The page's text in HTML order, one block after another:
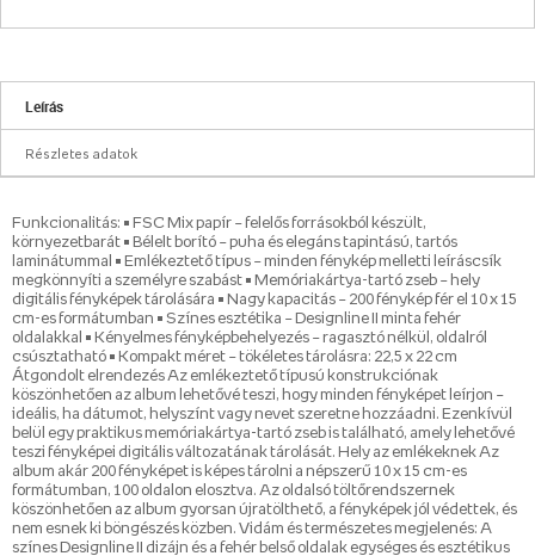
Leírás
Részletes adatok
Funkcionalitás: • FSC Mix papír – felelős forrásokból készült,
környezetbarát • Bélelt borító – puha és elegáns tapintású, tartós
laminátummal • Emlékeztető típus – minden fénykép melletti leíráscsík
megkönnyíti a személyre szabást • Memóriakártya-tartó zseb – hely
digitális fényképek tárolására • Nagy kapacitás – 200 fénykép fér el 10 x 15
cm-es formátumban • Színes esztétika – Designline II minta fehér
oldalakkal • Kényelmes fényképbehelyezés – ragasztó nélkül, oldalról
csúsztatható • Kompakt méret – tökéletes tárolásra: 22,5 x 22 cm
Átgondolt elrendezés Az emlékeztető típusú konstrukciónak
köszönhetően az album lehetővé teszi, hogy minden fényképet leírjon –
ideális, ha dátumot, helyszínt vagy nevet szeretne hozzáadni. Ezenkívül
belül egy praktikus memóriakártya-tartó zseb is található, amely lehetővé
teszi fényképei digitális változatának tárolását. Hely az emlékeknek Az
album akár 200 fényképet is képes tárolni a népszerű 10 x 15 cm-es
formátumban, 100 oldalon elosztva. Az oldalsó töltőrendszernek
köszönhetően az album gyorsan újratölthető, a fényképek jól védettek, és
nem esnek ki böngészés közben. Vidám és természetes megjelenés: A
színes Designline II dizájn és a fehér belső oldalak egységes és esztétikus